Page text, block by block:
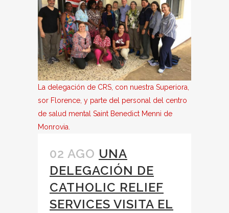
La delegación de CRS, con nuestra Superiora,
sor Florence, y parte del personal del centro
de salud mental Saint Benedict Menni de
Monrovia.
02 AGO UNA
DELEGACIÓN DE
CATHOLIC RELIEF
SERVICES VISITA EL